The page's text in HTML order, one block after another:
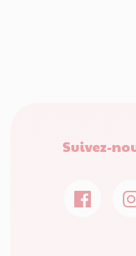
Suivez-